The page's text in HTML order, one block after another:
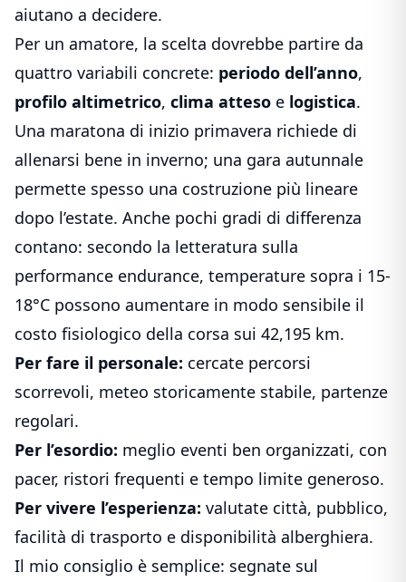
aiutano a decidere.
Per un amatore, la scelta dovrebbe partire da
quattro variabili concrete: periodo dell’anno,
profilo altimetrico, clima atteso e logistica.
Una maratona di inizio primavera richiede di
allenarsi bene in inverno; una gara autunnale
permette spesso una costruzione più lineare
dopo l’estate. Anche pochi gradi di differenza
contano: secondo la letteratura sulla
performance endurance, temperature sopra i 15-
18°C possono aumentare in modo sensibile il
costo fisiologico della corsa sui 42,195 km.
Per fare il personale: cercate percorsi
scorrevoli, meteo storicamente stabile, partenze
regolari.
Per l’esordio: meglio eventi ben organizzati, con
pacer, ristori frequenti e tempo limite generoso.
Per vivere l’esperienza: valutate città, pubblico,
facilità di trasporto e disponibilità alberghiera.
Il mio consiglio è semplice: segnate sul